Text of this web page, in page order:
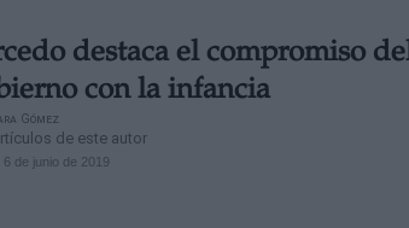
destaca el compromiso
con la infancia
Gómez
de este autor
6 de junio de 2019